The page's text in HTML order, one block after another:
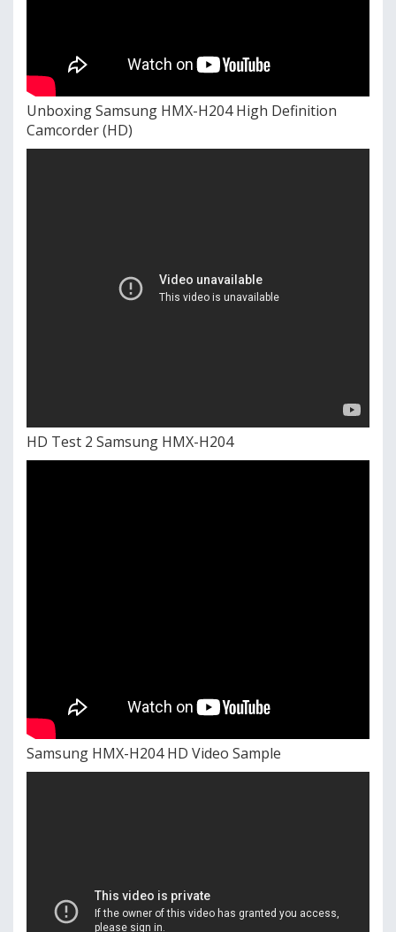
Unboxing Samsung HMX-H204 High Definition
Camcorder (HD)
HD Test 2 Samsung HMX-H204
Samsung HMX-H204 HD Video Sample